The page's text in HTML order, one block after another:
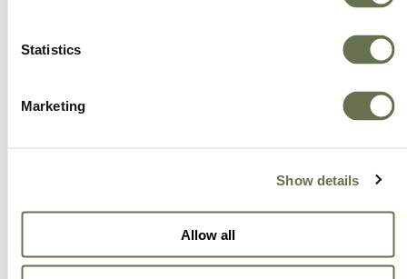
Statistics
Marketing
Show details
Allow all
suministro y logística, producción, y soporte
pre/post-venta). Siempre ponemos a nuestros
clientes en primer lugar de nuestro negocio,
procurando en todo momento superar sus
expectativas.